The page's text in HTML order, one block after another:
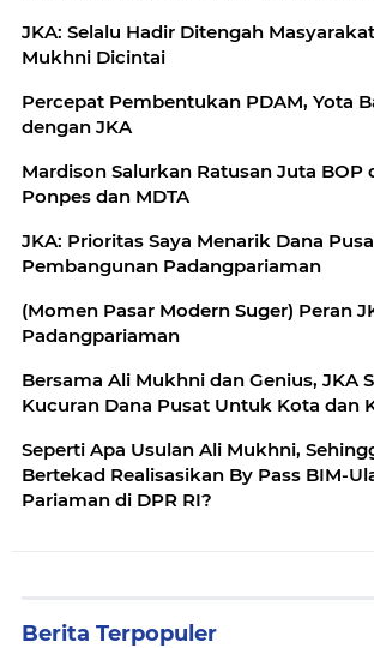
JKA: Selalu Hadir Ditengah
Mukhni Dicintai
Percepat Pembentukan PDAM, Yota
dengan JKA
Mardison Salurkan Ratusan Juta BOP
Ponpes dan MDTA
JKA: Prioritas Saya Menarik Dana
Pembangunan Padangpariaman
(Momen Pasar Modern Suger) Peran
Padangpariaman
Bersama Ali Mukhni dan Genius, JKA
Kucuran Dana Pusat Untuk Kota dan
Seperti Apa Usulan Ali Mukhni,
Bertekad Realisasikan By Pass BIM-
Pariaman di DPR RI?
Berita Terpopuler